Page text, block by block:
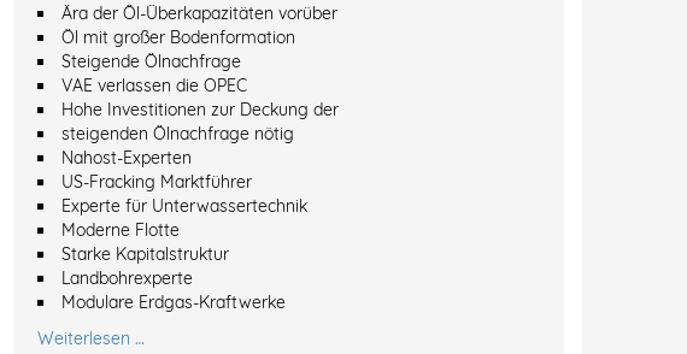
Ära der Öl-Überkapazitäten vorüber
Öl mit großer Bodenformation
Steigende Ölnachfrage
VAE verlassen die OPEC
Hohe Investitionen zur Deckung der
steigenden Ölnachfrage nötig
Nahost-Experten
US-Fracking Marktführer
Experte für Unterwassertechnik
Moderne Flotte
Starke Kapitalstruktur
Landbohrexperte
Modulare Erdgas-Kraftwerke
Weiterlesen …